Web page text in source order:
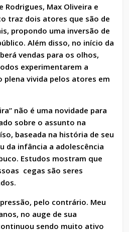
Rodrigues, Max Oliveira e
traz dois atores que são de
propondo uma inversão de
Além disso, no início da
vendas para os olhos,
experimentarem a
plena vivida pelos atores em
não é uma novidade para
sobre o assunto na
baseada na história de seu
da infância a adolescência
Estudos mostram que
cegas são seres
pelo contrário. Meu
no auge de sua
sendo muito ativo